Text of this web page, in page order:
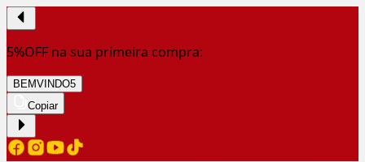
5%OFF na sua primeira compra:
BEMVINDO5
Copiar